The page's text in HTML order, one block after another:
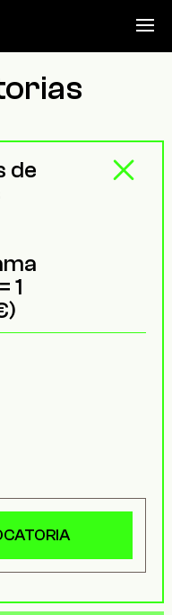
de
1